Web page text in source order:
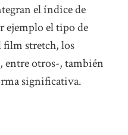
el índice de
ejemplo el tipo de
film stretch, los
entre otros-, también
significativa.